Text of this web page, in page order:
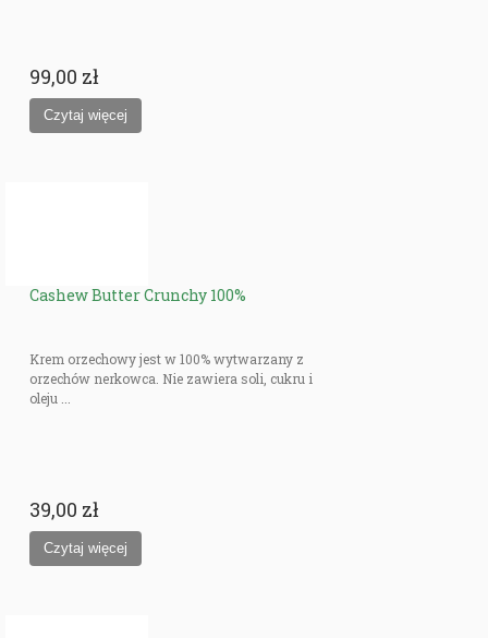
99,00 zł
Cashew Butter Crunchy 100%
Krem orzechowy jest w 100% wytwarzany z
orzechów nerkowca. Nie zawiera soli, cukru i
oleju ...
39,00 zł